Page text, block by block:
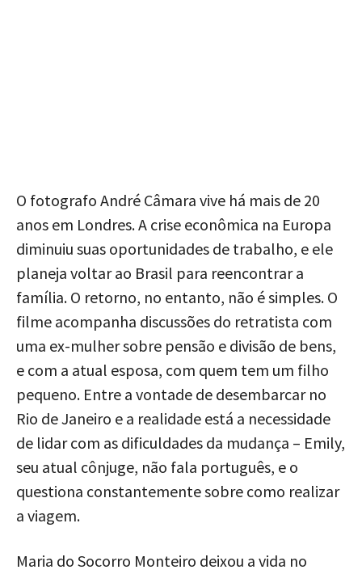
O fotografo André Câmara vive há mais de 20
anos em Londres. A crise econômica na Europa
diminuiu suas oportunidades de trabalho, e ele
planeja voltar ao Brasil para reencontrar a
família. O retorno, no entanto, não é simples. O
filme acompanha discussões do retratista com
uma ex-mulher sobre pensão e divisão de bens,
e com a atual esposa, com quem tem um filho
pequeno. Entre a vontade de desembarcar no
Rio de Janeiro e a realidade está a necessidade
de lidar com as dificuldades da mudança – Emily,
seu atual cônjuge, não fala português, e o
questiona constantemente sobre como realizar
a viagem.
Maria do Socorro Monteiro deixou a vida no